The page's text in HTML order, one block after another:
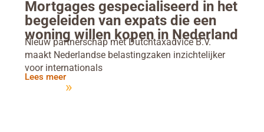
Mortgages gespecialiseerd in het
begeleiden van expats die een
woning willen kopen in Nederland
Nieuw partnerschap met Dutchtaxadvice B.V.
maakt Nederlandse belastingzaken inzichtelijker
voor internationals
Lees meer